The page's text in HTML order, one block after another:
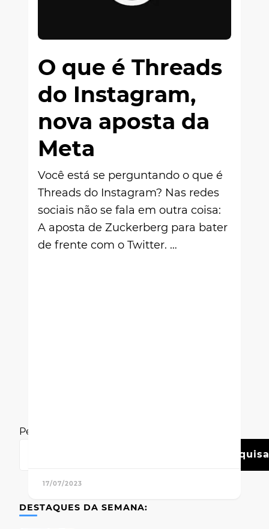
O que é Threads
do Instagram,
nova aposta da
Meta
Você está se perguntando o que é
Threads do Instagram? Nas redes
sociais não se fala em outra coisa:
A aposta de Zuckerberg para bater
de frente com o Twitter. …
17/07/2023
Pesquisar
DESTAQUES DA SEMANA: